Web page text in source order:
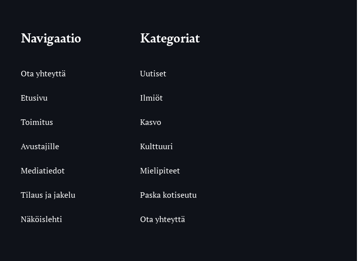
Navigaatio
Ota yhteyttä
Etusivu
Toimitus
Avustajille
Mediatiedot
Tilaus ja jakelu
Näköislehti
Kategoriat
Uutiset
Ilmiöt
Kasvo
Kulttuuri
Mielipiteet
Paska kotiseutu
Ota yhteyttä